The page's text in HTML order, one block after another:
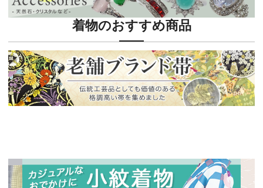
着物のおすすめ商品